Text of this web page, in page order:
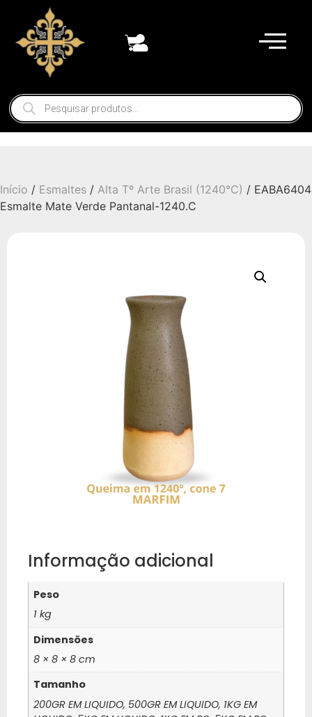
Início / Esmaltes / Alta Tº Arte Brasil (1240°C) / EABA6404
Esmalte Mate Verde Pantanal-1240.C
Informação adicional
Peso
1 kg
Dimensões
8 × 8 × 8 cm
Tamanho
200GR EM LIQUIDO, 500GR EM LIQUIDO, 1KG EM